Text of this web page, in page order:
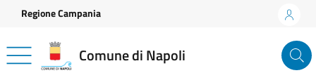
Vai ai contenuti
Vai al footer
Regione Campania
Comune di Napoli